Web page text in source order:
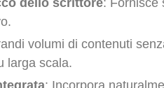
volumi di contenuti
larga scala.
: Incorpora